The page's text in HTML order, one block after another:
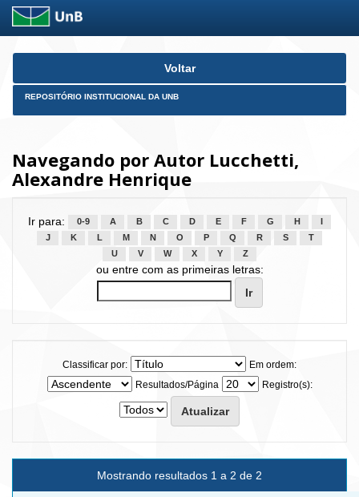
Skip
Voltar
REPOSITÓRIO INSTITUCIONAL DA UNB
Navegando por Autor Lucchetti,
Alexandre Henrique
Ir para: 0-9 A B C D E F G H
J
K L M N O P Q R S
T
U
V W X Y Z
ou entre com as primeiras letras:
Classificar por:
Em ordem:
Resultados/Página
Registro(s):
Mostrando resultados 1 a 2 de 2